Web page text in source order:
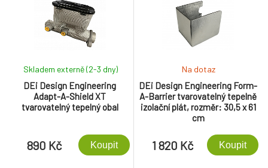
také poškozovat
elektroinstalaci.
DEi Design Engineering
Adapt-A-Shield XT
tvarovatelný tepelný obal
Skladem externě (2-3 dny)
890 Kč Koupit
DEi Design Engineering Form-
A-Barrier tvarovatelný tepelně
izolační plát, rozměr: 30,5 x 61
cm
Na dotaz
1 820 Kč Koupit